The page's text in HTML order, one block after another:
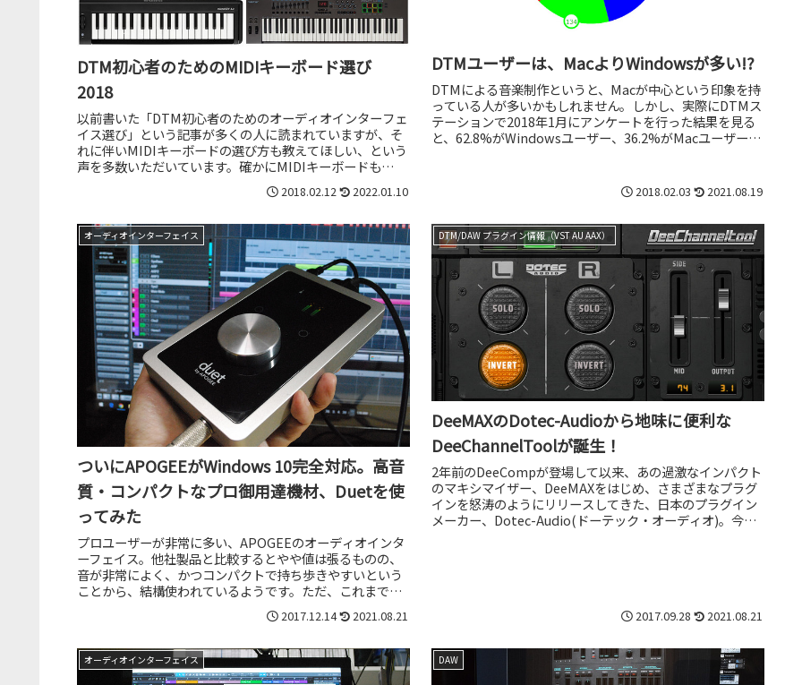
DTM初心者のためのMIDIキーボード選び
2018
以前書いた「DTM初心者のためのオーディオインターフェ
イス選び」という記事が多くの人に読まれていますが、そ
れに伴いMIDIキーボードの選び方も教えてほしい、という
声を多数いただいています。確かにMIDIキーボードも
2018.02.12 2022.01.10
DTMユーザーは、MacよりWindowsが多い!?
DTMによる音楽制作というと、Macが中心という印象を持
っている人が多いかもしれません。しかし、実際にDTMス
テーションで2018年1月にアンケートを行った結果を見る
と、62.8%がWindowsユーザー、36.2%がMacユーザーと
2018.02.03 2021.08.19
オーディオインターフェイス
ついにAPOGEEがWindows 10完全対応。高音
質・コンパクトなプロ御用達機材、Duetを使
ってみた
プロユーザーが非常に多い、APOGEEのオーディオインタ
ーフェイス。他社製品と比較するとやや値は張るものの、
音が非常によく、かつコンパクトで持ち歩きやすいという
ことから、結構使われているようです。ただ、これまで
2017.12.14 2021.08.21
DTM/DAW プラグイン情報（VST AU AAX）
DeeMAXのDotec-Audioから地味に便利な
DeeChannelToolが誕生！
2年前のDeeCompが登場して以来、あの過激なインパクト
のマキシマイザー、DeeMAXをはじめ、さまざまなプラグ
インを怒涛のようにリリースしてきた、日本のプラグイン
メーカー、Dotec-Audio(ドーテック・オーディオ)。今年4
2017.09.28 2021.08.21
オーディオインターフェイス DAW